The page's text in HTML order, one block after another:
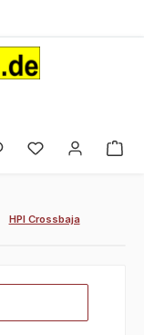
HPI Crossbaja